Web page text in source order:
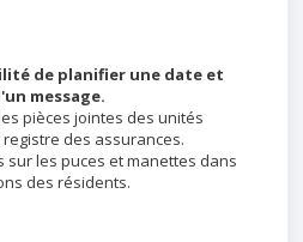
de planifier une date et
message.
pièces jointes des unités
des assurances.
sur les puces et manettes dans
des résidents.